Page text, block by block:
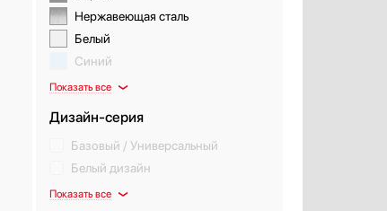
Нержавеющая сталь
Белый
Синий
Показать все
Дизайн-серия
Базовый / Универсальный
Белый дизайн
Показать все